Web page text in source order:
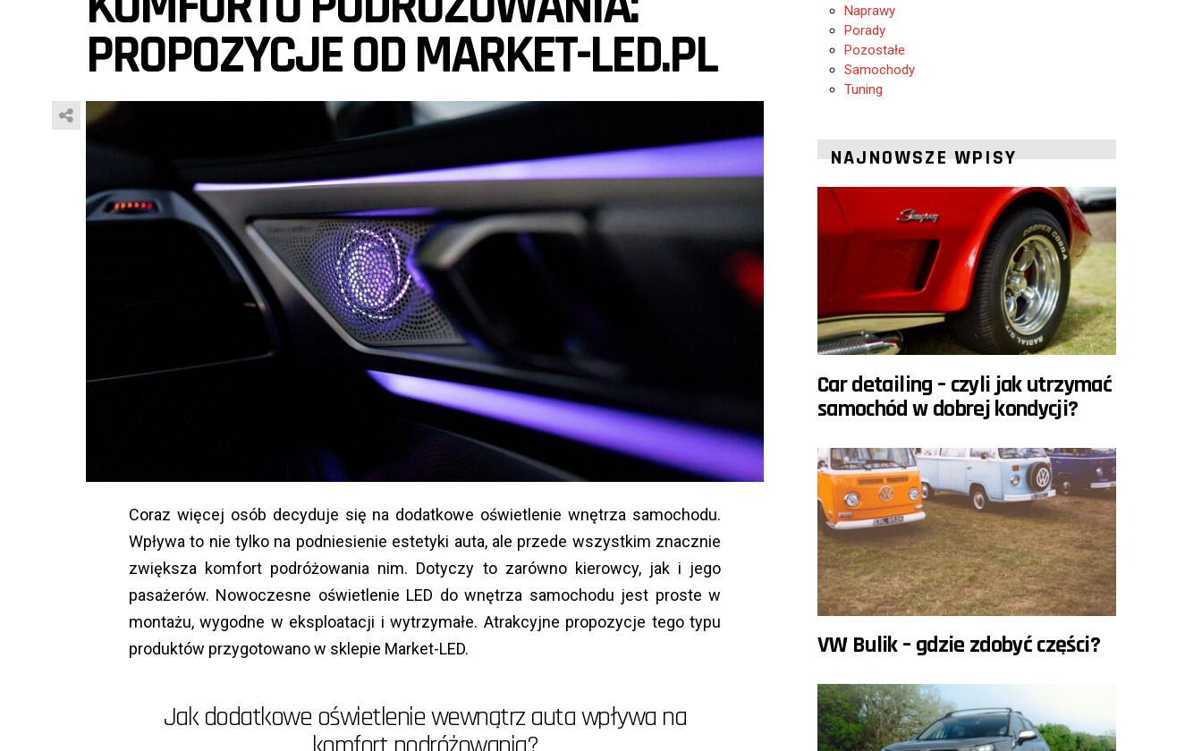
PROPOZYCJE OD MARKET-LED.PL
Coraz więcej osób decyduje się na dodatkowe oświetlenie wnętrza samochodu.
Wpływa to nie tylko na podniesienie estetyki auta, ale przede wszystkim znacznie
zwiększa komfort podróżowania nim. Dotyczy to zarówno kierowcy, jak i jego
pasażerów. Nowoczesne oświetlenie LED do wnętrza samochodu jest proste w
montażu, wygodne w eksploatacji i wytrzymałe. Atrakcyjne propozycje tego typu
produktów przygotowano w sklepie Market-LED.
Jak dodatkowe oświetlenie wewnątrz auta wpływa na
Naprawy
Porady
Pozostałe
Samochody
Tuning
NAJNOWSZE WPISY
Car detailing – czyli jak utrzymać
samochód w dobrej kondycji?
VW Bulik – gdzie zdobyć części?